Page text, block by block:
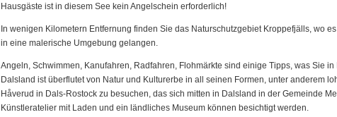
Hausgäste ist in diesem See kein Angelschein erforderlich!
In wenigen Kilometern Entfernung finden Sie das Naturschutzgebiet Kroppefjälls, wo
in eine malerische Umgebung gelangen.
Angeln, Schwimmen, Kanufahren, Radfahren, Flohmärkte sind einige Tipps, was Sie
Dalsland ist überflutet von Natur und Kulturerbe in all seinen Formen, unter anderem
Håverud in Dals-Rostock zu besuchen, das sich mitten in Dalsland in der Gemeinde
Künstleratelier mit Laden und ein ländliches Museum können besichtigt werden.